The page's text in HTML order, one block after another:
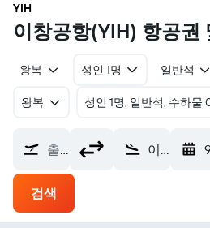
YIH
이창공항(YIH) 항공권
왕복 성인 1명 일반석
왕복 성인 1명, 일반석, 수하물
출발지 이창공항 (YIH)
검색